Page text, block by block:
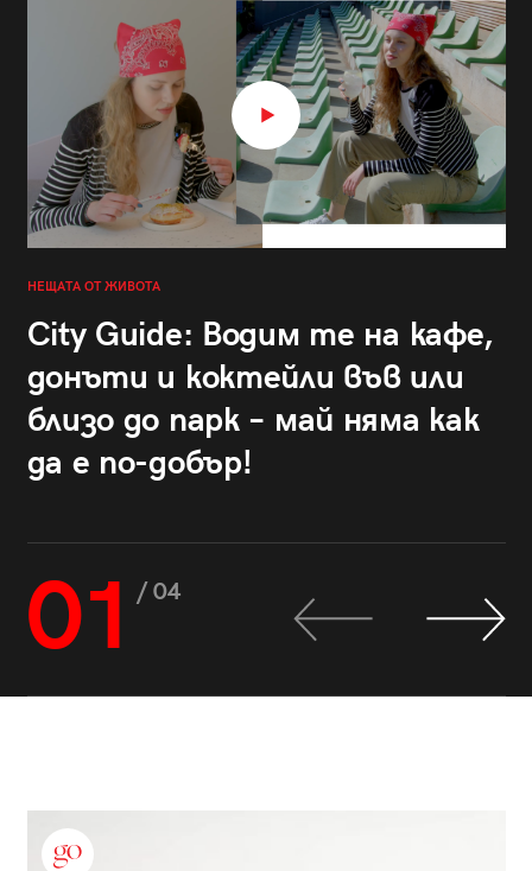
НЕЩАТА ОТ ЖИВОТА
City Guide: Водим те на кафе,
донъти и коктейли във или
близо до парк – май няма как
да е по-добър!
01 / 04